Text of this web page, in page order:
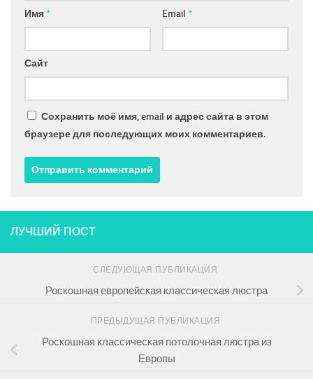
Имя* Email *
Сайт
Сохранить моё имя, email и адрес сайта в этом
браузере для последующих моих комментариев.
ЛУЧШИЙ ПОСТ
СЛЕДУЮЩАЯ ПУБЛИКАЦИЯ
Роскошная европейская классическая люстра
ПРЕДЫДУЩАЯ ПУБЛИКАЦИЯ
Роскошная классическая потолочная люстра из
Европы